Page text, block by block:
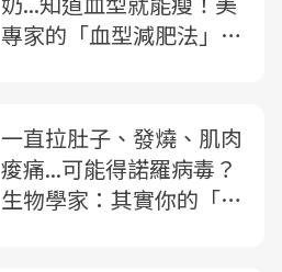
專家的「血型減肥法」，
一直拉肚子、發燒、肌肉
痠痛...可能得諾羅病毒？
生物學家：其實你的「血